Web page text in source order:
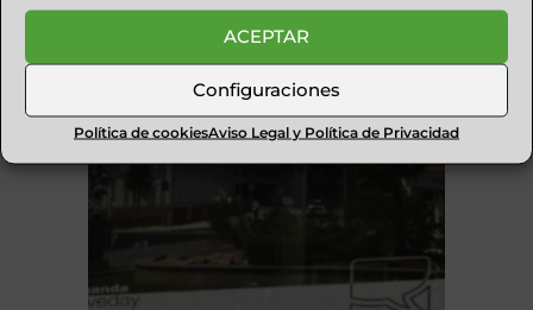
ACEPTAR
Configuraciones
Política de cookiesAviso Legal y Política de Privacidad